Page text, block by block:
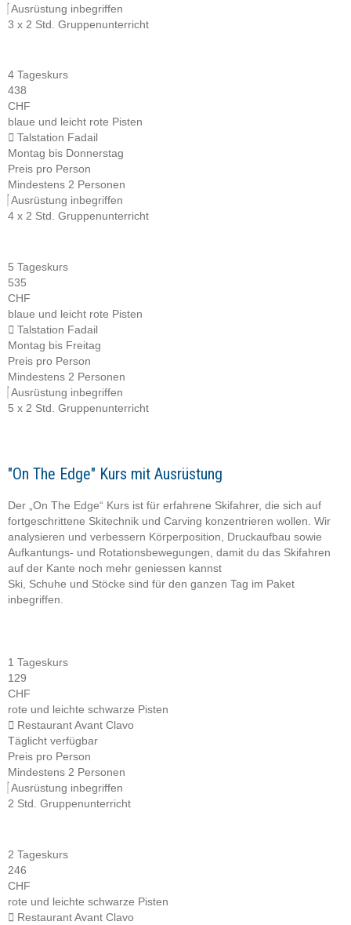
Ausrüstung inbegriffen
3 x 2 Std. Gruppenunterricht
4 Tageskurs
438
CHF
blaue und leicht rote Pisten
Talstation Fadail
Montag bis Donnerstag
Preis pro Person
Mindestens 2 Personen
Ausrüstung inbegriffen
4 x 2 Std. Gruppenunterricht
5 Tageskurs
535
CHF
blaue und leicht rote Pisten
Talstation Fadail
Montag bis Freitag
Preis pro Person
Mindestens 2 Personen
Ausrüstung inbegriffen
5 x 2 Std. Gruppenunterricht
"On The Edge" Kurs mit Ausrüstung
Der „On The Edge“ Kurs ist für erfahrene Skifahrer, die sich auf
fortgeschrittene Skitechnik und Carving konzentrieren wollen. Wir
analysieren und verbessern Körperposition, Druckaufbau sowie
Aufkantungs- und Rotationsbewegungen, damit du das Skifahren
auf der Kante noch mehr geniessen kannst
Ski, Schuhe und Stöcke sind für den ganzen Tag im Paket
inbegriffen.
1 Tageskurs
129
CHF
rote und leichte schwarze Pisten
Restaurant Avant Clavo
Täglicht verfügbar
Preis pro Person
Mindestens 2 Personen
Ausrüstung inbegriffen
2 Std. Gruppenunterricht
2 Tageskurs
246
CHF
rote und leichte schwarze Pisten
Restaurant Avant Clavo